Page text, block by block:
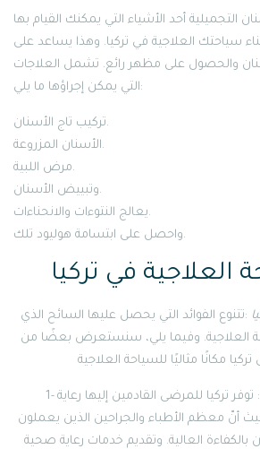
التجميلية أحد الأشياء التي يمكنك القيام بها
سياحتك العلاجية في تركيا. وهذا يساعد على
والحصول على مظهر رائع. تشمل العلاجات
التي يمكن إجراؤها ما يلي:
تركيب تاج الأسنان.
الأسنان المزروعة.
مرض اللبية.
وتبييض الأسنان.
يعالج النتوءات والانحناءات.
واحصل على ابتسامة هوليود تلك.
العلاجية في تركيا
:تتنوع الفوائد التي يحصل عليها السائح الذي
العلاجية. وفيما يلي، سنستعرض بعضًا من
1- رعاية صحية عالية الجودة: توفر تركيا للمرضى القادمين إليها رعاية
أنّ معظم الأطباء والجراحين الذين يعملون
العالية. وتقديم خدمات رعاية صحية